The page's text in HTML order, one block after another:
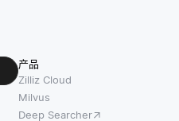
产品
Zilliz Cloud
Milvus
Deep Searcher